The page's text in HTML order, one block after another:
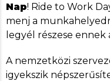
Nap! Ride to Work
menj a
legyél részese
A nemzetközi
igyekszik